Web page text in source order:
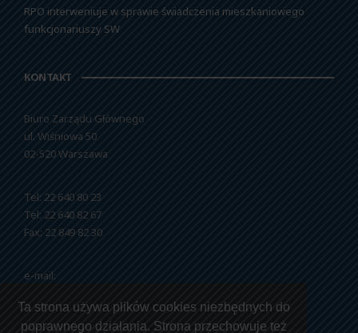
Ta strona używa plików cookies niezbędnych do
poprawnego działania. Strona przechowuje też
RPO interweniuje w sprawie świadczenia mieszkaniowego
funkcjonariuszy SW
KONTAKT
Biuro Zarządu Głównego
ul. Wiśniowa 50
02-520 Warszawa
Tel: 22 640 80 23
Tel: 22 640 82 67
Fax: 22 849 82 30
e-mail: